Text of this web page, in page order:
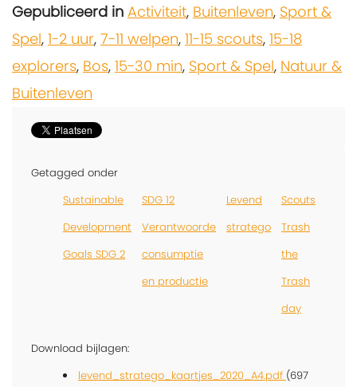
Gepubliceerd in Activiteit, Buitenleven, Sport &
Spel, 1-2 uur, 7-11 welpen, 11-15 scouts, 15-18
explorers, Bos, 15-30 min, Sport & Spel, Natuur &
Buitenleven
Getagged onder
Sustainable
Development
Goals SDG 2
SDG 12
Verantwoorde
consumptie
en productie
Levend
stratego
Scouts
Trash
the
Trash
day
Download bijlagen:
levend_stratego_kaartjes_2020_A4.pdf (697